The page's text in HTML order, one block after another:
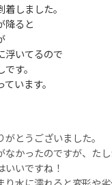
しました。
降ると
浮いてるので
す。
います。
とうございました。
なかったのですが、た
いですね！